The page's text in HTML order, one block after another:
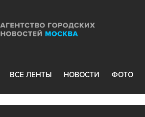
ВСЕ ЛЕНТЫ НОВОСТИ ФОТО